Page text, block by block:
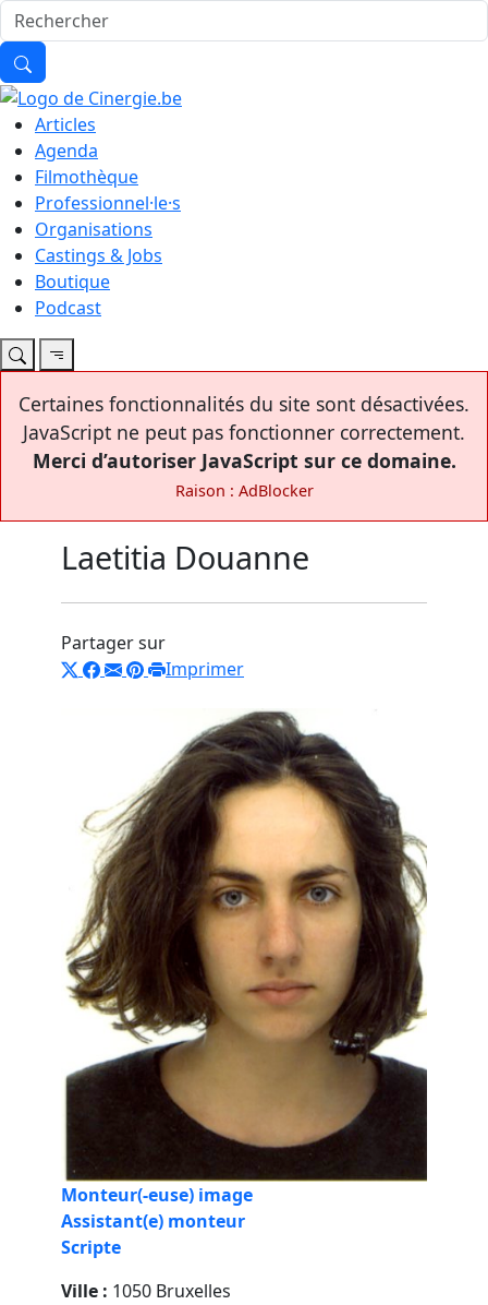
Articles
Agenda
Filmothèque
Professionnel·le·s
Organisations
Castings & Jobs
Boutique
Podcast
Certaines fonctionnalités du site sont désactivées.
JavaScript ne peut pas fonctionner correctement.
Merci d’autoriser JavaScript sur ce domaine.
Raison : AdBlocker
Laetitia Douanne
Partager sur
Imprimer
Monteur(-euse) image
Assistant(e) monteur
Scripte
Ville : 1050 Bruxelles